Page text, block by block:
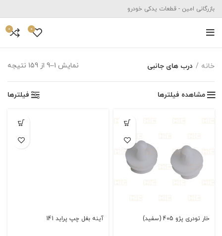
بازرگانی امین - قطعات یدکی خودرو
0
0
خانه درب های جانبی نمایش 1–9 از 159 نتیجه
مشاهده فیلترها فیلترها
خار تودری پژو 405 (سفید) آینه بغل چپ پراید 141